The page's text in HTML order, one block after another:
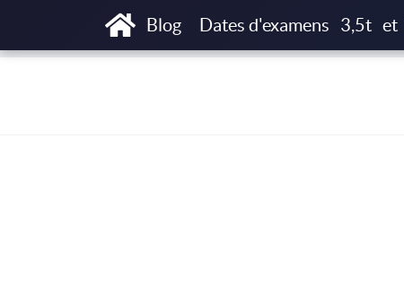
Blog Dates d'examens 3,5t et
Accueil Renouvellement TAXI